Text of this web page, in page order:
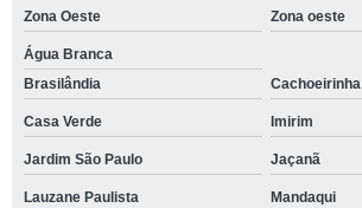
Zona Oeste Zona oeste
Água Branca
Brasilândia
Cachoeirinha
Casa Verde Imirim
Jardim São Paulo Jaçanã
Lauzane Paulista Mandaqui